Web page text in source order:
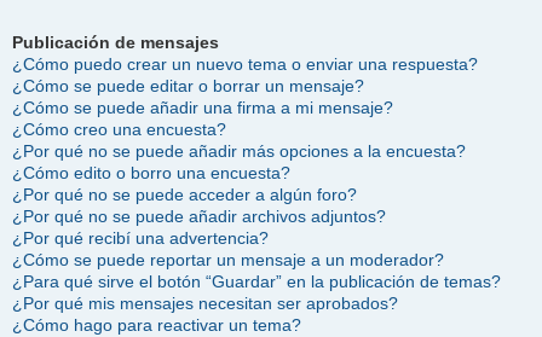
Publicación de mensajes
¿Cómo puedo crear un nuevo tema o enviar una respuesta?
¿Cómo se puede editar o borrar un mensaje?
¿Cómo se puede añadir una firma a mi mensaje?
¿Cómo creo una encuesta?
¿Por qué no se puede añadir más opciones a la encuesta?
¿Cómo edito o borro una encuesta?
¿Por qué no se puede acceder a algún foro?
¿Por qué no se puede añadir archivos adjuntos?
¿Por qué recibí una advertencia?
¿Cómo se puede reportar un mensaje a un moderador?
¿Para qué sirve el botón “Guardar” en la publicación de temas?
¿Por qué mis mensajes necesitan ser aprobados?
¿Cómo hago para reactivar un tema?